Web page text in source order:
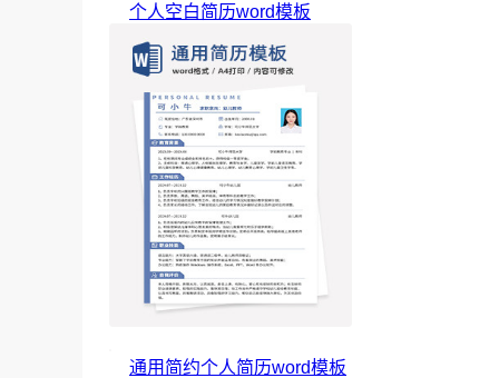
个人空白简历word模板
通用简约个人简历word模板